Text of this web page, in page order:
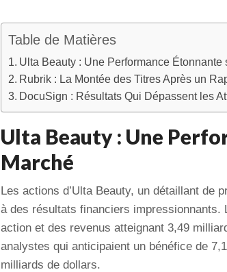
Table de Matières
Ulta Beauty : Une Performance Étonnante
Rubrik : La Montée des Titres Après un
DocuSign : Résultats Qui Dépassent les
Ulta Beauty : Une
Marché
Les actions d’Ulta Beauty, un détaillant de
à des résultats financiers impressionnants.
action et des revenus atteignant 3,49
analystes qui anticipaient un bénéfice de
milliards de dollars.